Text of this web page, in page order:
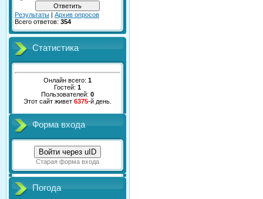
Результаты | Архив опросов
Всего ответов: 354
Статистика
Онлайн всего: 1
Гостей: 1
Пользователей: 0
Этот сайт живет 6375-й день.
Форма входа
Войти через uID
Старая форма входа
Погода